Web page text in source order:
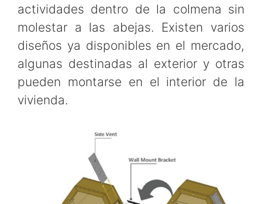
actividades dentro de la colmena sin
molestar a las abejas. Existen varios
diseños ya disponibles en el mercado,
algunas destinadas al exterior y otras
pueden montarse en el interior de la
vivienda.